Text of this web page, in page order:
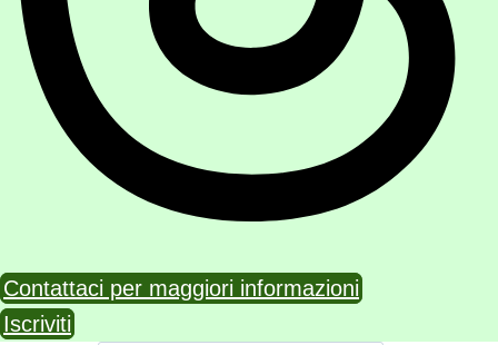
Contattaci per maggiori informazioni
Iscriviti